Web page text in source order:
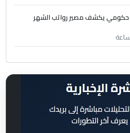
يكشف مصير رواتب الشهر